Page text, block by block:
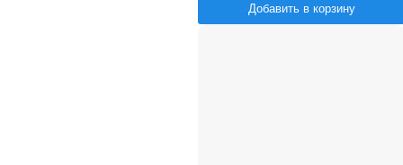
Добавить в корзину